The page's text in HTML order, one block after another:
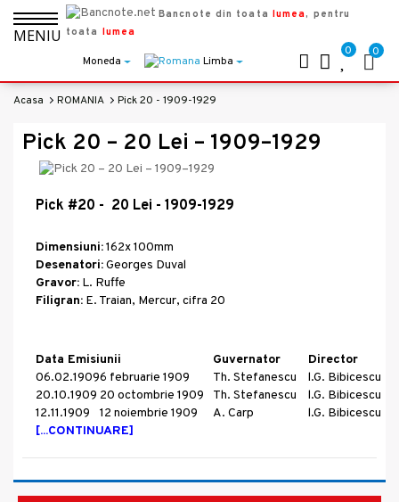
MENIU
Bancnote din toata lumea, pentru
toata lumea
Moneda Limba
0 0
Acasa ROMANIA Pick 20 - 1909-1929
Pick 20 – 20 Lei – 1909–1929
Pick #20 - 20 Lei - 1909-1929
Dimensiuni:162x 100mm
Desenatori:Georges Duval
Gravor: L. Ruffe
Filigran: E. Traian, Mercur, cifra 20
Data Emisiunii Guvernator
Director
06.02.19096 februarie 1909 Th. Stefanescu
l.G. Bibicescu
20.10.1909 20 octombrie 1909 Th. Stefanescu
l.G. Bibicescu
12.11.1909
12 noiembrie 1909 A. Carp
l.G. Bibicescu
[...CONTINUARE]